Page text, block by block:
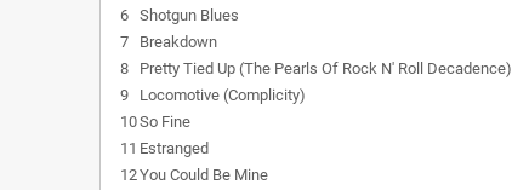
6 Shotgun Blues
7
Breakdown
8
Pretty Tied Up (The Pearls Of Rock N' Roll Decadence)
9
Locomotive (Complicity)
10So Fine
11 Estranged
12You Could Be Mine